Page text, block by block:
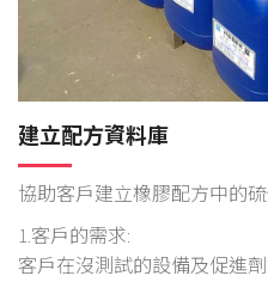
建立配方資料庫
協助客戶建立橡膠配方中的
1.客戶的需求:
客戶在沒測試的設備及促進